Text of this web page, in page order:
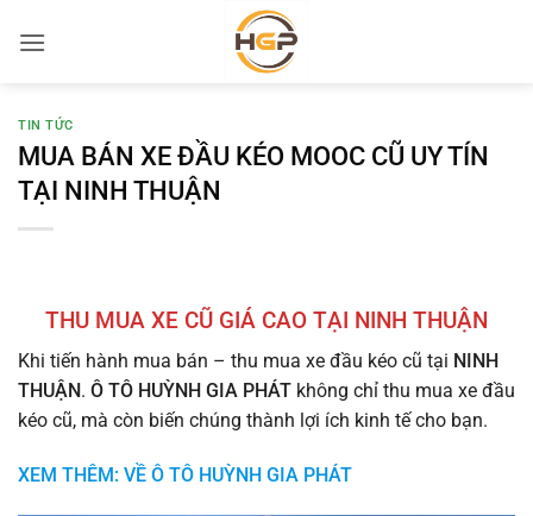
qua
TIN TỨC
MUA BÁN XE ĐẦU KÉO MOOC CŨ UY TÍN
TẠI NINH THUẬN
THU MUA XE CŨ GIÁ CAO TẠI NINH THUẬN
Khi tiến hành mua bán – thu mua xe đầu kéo cũ tại NINH
THUẬN. Ô TÔ HUỲNH GIA PHÁT không chỉ thu mua xe đầu
kéo cũ, mà còn biến chúng thành lợi ích kinh tế cho bạn.
XEM THÊM: VỀ Ô TÔ HUỲNH GIA PHÁT